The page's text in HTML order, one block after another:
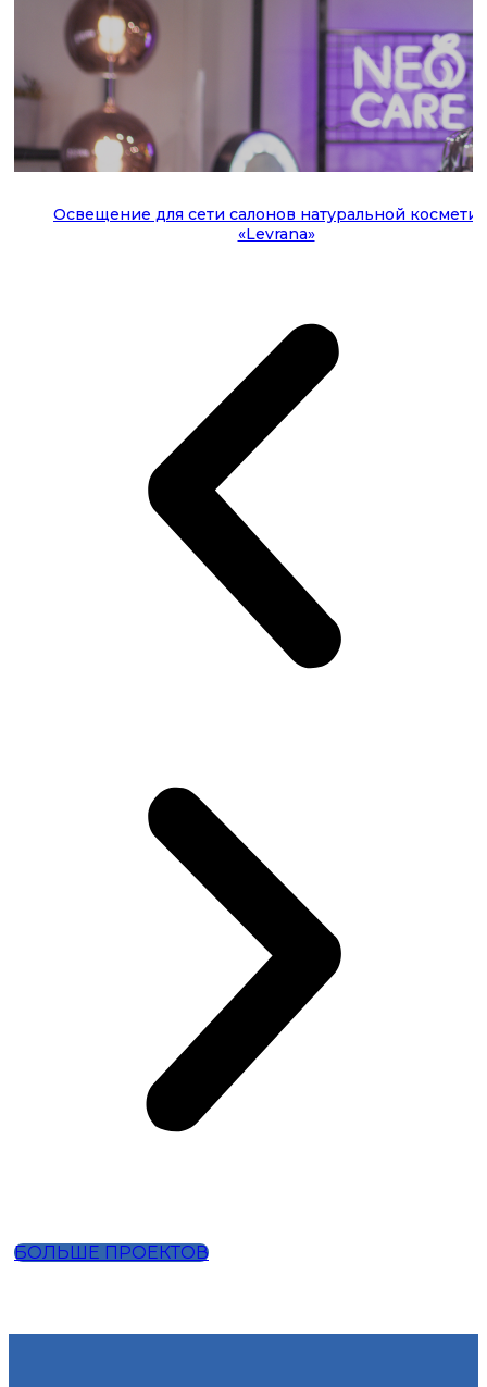
Освещение для сети салонов натуральной
«Levrana»
БОЛЬШЕ ПРОЕКТОВ